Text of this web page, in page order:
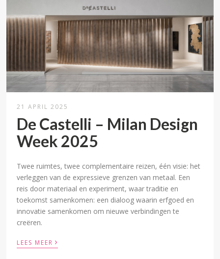
21 APRIL 2025
De Castelli – Milan Design
Week 2025
Twee ruimtes, twee complementaire reizen, één visie: het
verleggen van de expressieve grenzen van metaal. Een
reis door materiaal en experiment, waar traditie en
toekomst samenkomen: een dialoog waarin erfgoed en
innovatie samenkomen om nieuwe verbindingen te
creëren.
LEES MEER ›